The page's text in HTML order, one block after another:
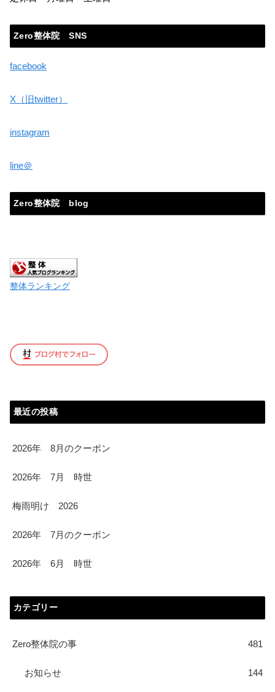
Zero整体院 SNS
facebook
X（旧twitter）
instagram
line＠
Zero整体院 blog
整体ランキング
最近の投稿
2026年 8月のクーポン
2026年 7月 時世
梅雨明け 2026
2026年 7月のクーポン
2026年 6月 時世
カテゴリー
Zero整体院の事 481
お知らせ 144